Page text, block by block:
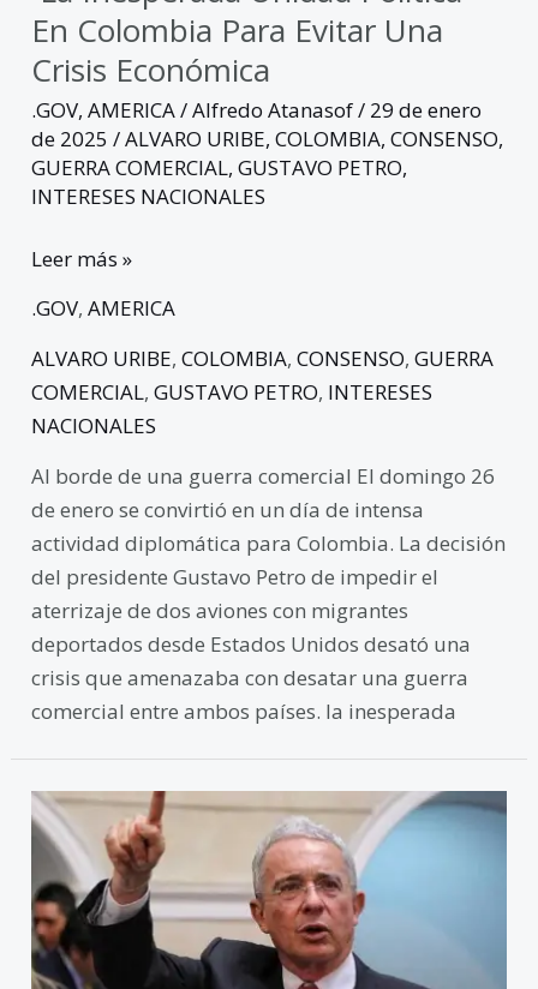
En Colombia Para Evitar Una
Crisis Económica
.GOV,AMERICA/Alfredo Atanasof/ 29 de enero
de 2025/ALVARO URIBE,COLOMBIA,CONSENSO,
GUERRA COMERCIAL,GUSTAVO PETRO,
INTERESES NACIONALES
Leer más »
.GOV,AMERICA
ALVARO URIBE,COLOMBIA,CONSENSO,GUERRA
COMERCIAL,GUSTAVO PETRO, INTERESES
NACIONALES
Al borde de una guerra comercial El domingo 26
de enero se convirtió en un día de intensa
actividad diplomática para Colombia. La decisión
del presidente Gustavo Petro de impedir el
aterrizaje de dos aviones con migrantes
deportados desde Estados Unidos desató una
crisis que amenazaba con desatar una guerra
comercial entre ambos países. la inesperada
Colombia
Envía
Juicio
al
Expresidente